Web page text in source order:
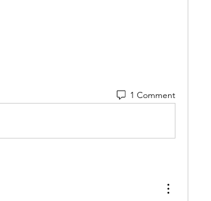
1 Comment